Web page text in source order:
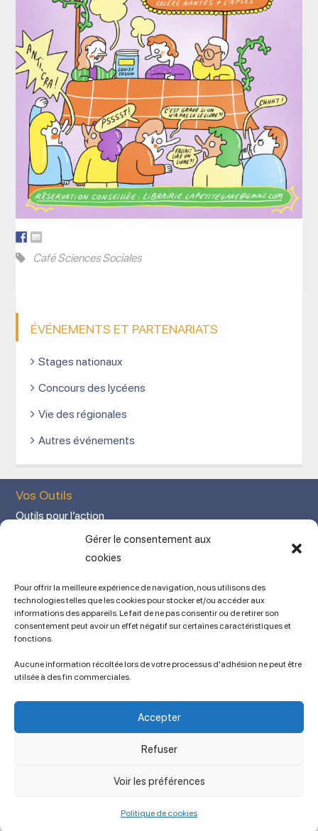
Gérer le consentement aux
cookies
Pour offrir la meilleure expérience de navigation, nous utilisons des
technologies telles que les cookies pour stocker et/ou accéder aux
informations des appareils. Le fait de ne pas consentir ou de retirer son
consentement peut avoir un effet négatif sur certaines caractéristiques et
fonctions.
Aucune information récoltée lors de votre processus d'adhésion ne peut être
utilsée à des fin commerciales.
Accepter
Refuser
Voir les préférences
Politique de cookies
Café Sciences Sociales
ÉVÉNEMENTS ET PARTENARIATS
Stages nationaux
Concours des lycéens
Vie des régionales
Autres événements
Vos Outils
Outils pour l’action
Votre espace adhérent
Mon Compte adhérent
L’association
Mentions légales
Contact
Ancien site
lien vers SPIP
Copyright © 2023 APSES / Association des Professeurs de Sciences